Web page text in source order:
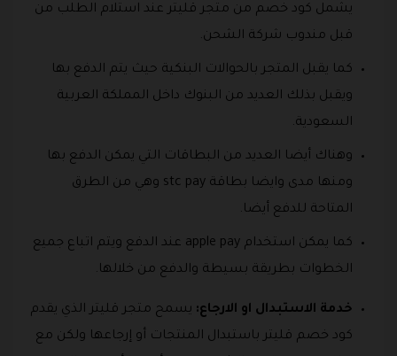
يشمل كود خصم من متجر قليتر عند استلام الطلب من
قبل مندوب شركة الشحن.
كما يقبل المتجر بالحوالات البنكية حيث يتم الدفع بها
ويقبل بذلك العديد من البنوك داخل المملكة العربية
السعودية.
وهناك أيضا العديد من البطاقات التي يمكن الدفع بها
ومنها مدى وايضا بطاقة stc pay وهي من الطرق
المتاحة للدفع أيضا.
كما يمكن استخدام apple pay عند الدفع ويتم اتباع جميع
الخطوات بطريقة بسيطة والدفع من خلالها.
خدمة الاستبدال او الارجاع: يسمح متجر قليتر الذي يقدم
كود خصم قليتر باستبدال المنتجات أو إرجاعها ولكن مع